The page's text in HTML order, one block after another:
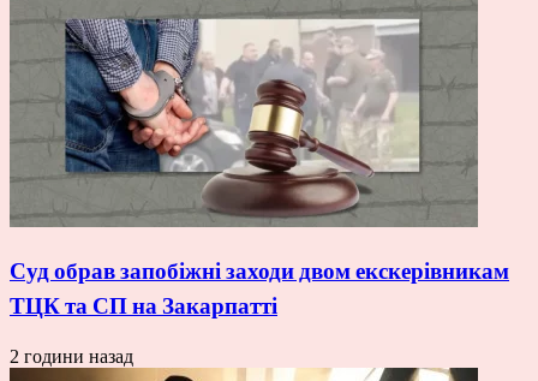
Суд обрав запобіжні заходи двом екскерівникам
ТЦК та СП на Закарпатті
2 години назад